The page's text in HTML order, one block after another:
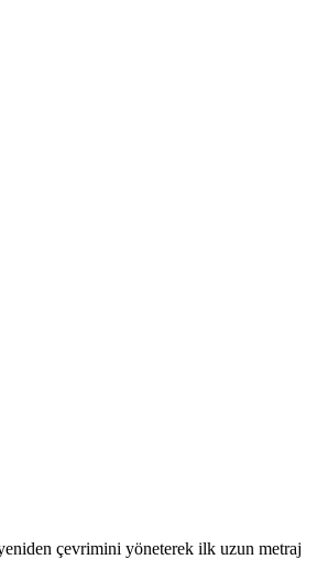
çevrimini yöneterek ilk uzun metraj